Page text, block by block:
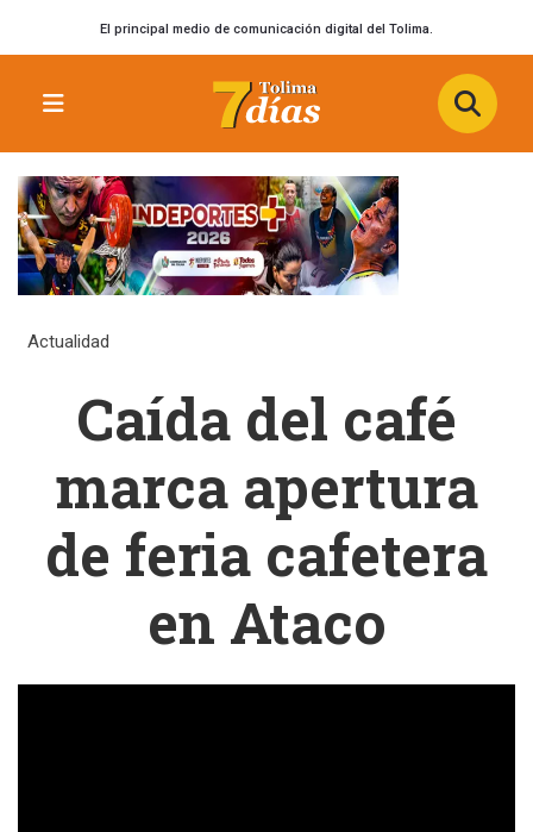
El principal medio de comunicación digital del Tolima.
Actualidad
Caída del café
marca apertura
de feria cafetera
en Ataco